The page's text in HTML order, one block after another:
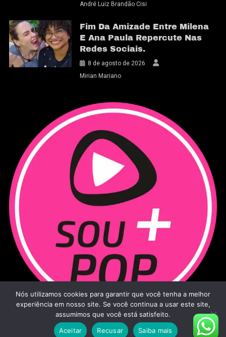
André Luiz Brandão Cisi
Fim Da Amizade Entre Milena
E Ana Paula Repercute Nas
Redes Sociais.
8 de agosto de 2026
Mirian Mariano
Nós utilizamos cookies para garantir que você tenha a melhor
experiência em nosso site. Se você continua a usar este site,
assumimos que você está satisfeito.
Aceitar
Recusar Saiba mais